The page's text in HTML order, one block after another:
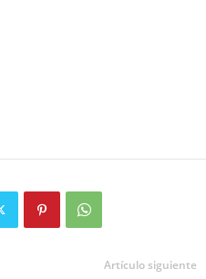
Artículo siguiente